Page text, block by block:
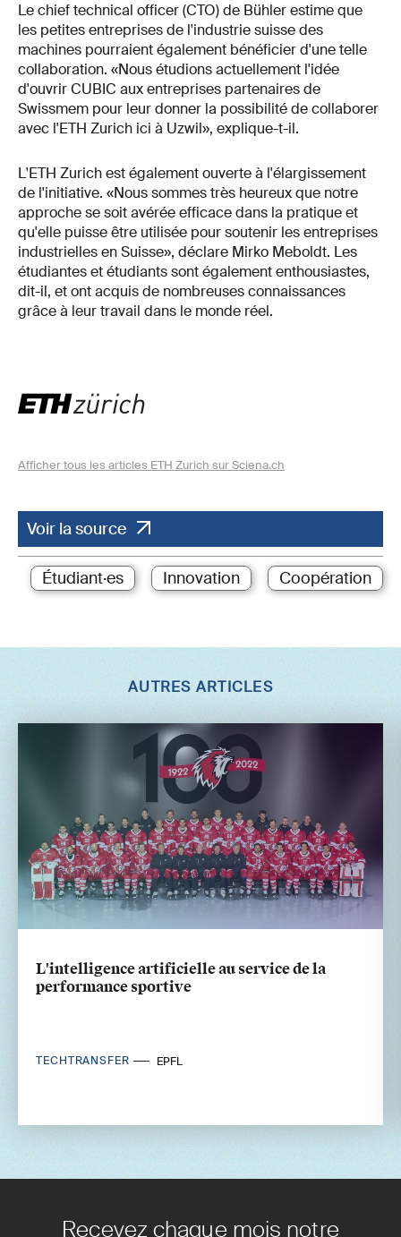
Le chief technical officer (CTO) de Bühler estime que
les petites entreprises de l'industrie suisse des
machines pourraient également bénéficier d'une telle
collaboration. «Nous étudions actuellement l'idée
d'ouvrir CUBIC aux entreprises partenaires de
Swissmem pour leur donner la possibilité de collaborer
avec l'ETH Zurich ici à Uzwil», explique-t-il.
L'ETH Zurich est également ouverte à l'élargissement
de l'initiative. «Nous sommes très heureux que notre
approche se soit avérée efficace dans la pratique et
qu'elle puisse être utilisée pour soutenir les entreprises
industrielles en Suisse», déclare Mirko Meboldt. Les
étudiantes et étudiants sont également enthousiastes,
dit-il, et ont acquis de nombreuses connaissances
grâce à leur travail dans le monde réel.
Afficher tous les articles ETH Zurich sur Sciena.ch
Voir la source
Étudiant·es Innovation Coopération
AUTRES ARTICLES
L'intelligence artificielle au service de la
performance sportive
TECHTRANSFER EPFL
Recevez chaque mois notre